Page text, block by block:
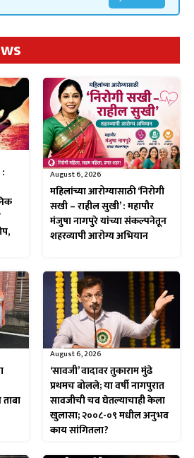
August 6, 2026
महिलांच्या आरोग्यासाठी ‘निरोगी
सखी – राहील सुखी’ : महापौर
मंजुषा नागपुरे यांच्या संकल्पनेतून
शहरव्यापी आरोग्य अभियान
August 6, 2026
‘सावजी’ वादावर तुकाराम मुंढे
प्रथमच बोलले; या वर्षी नागपुरात
सावजीची चव घेतल्याचाही केला
खुलासा; २००८-०९ मधील अनुभव
काय सांगितला?